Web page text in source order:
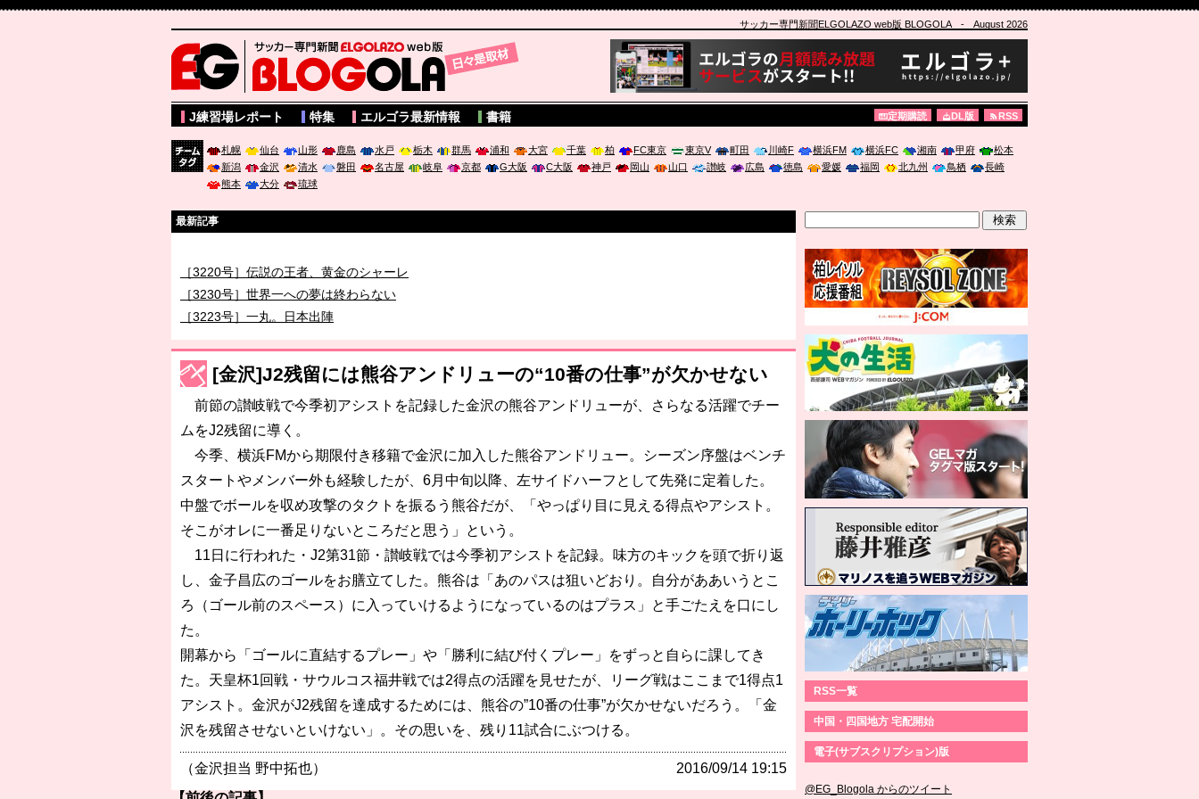
サッカー専門新聞ELGOLAZO web版 BLOGOLA- August 2026
サッカー専門新聞ELGOLAZO web版 BLOGOLA
J練習場レポート 特集 エルゴラ最新情報 書籍 定期購読 DL版 RSS
札幌 仙台 山形 鹿島 水戸 栃木 群馬 浦和 大宮 千葉 柏 FC東京 東京V 町田 川崎F 横浜FM 横浜FC 湘南 甲府
松本
新潟
金沢 清水 磐田 名古屋 岐阜 京都 G大阪 C大阪 神戸 岡山 山口 讃岐 広島 徳島 愛媛 福岡 北九州 鳥栖
長崎
熊本
大分 琉球
最新記事
［3220号］伝説の王者、黄金のシャーレ
［3230号］世界一への夢は終わらない
［3223号］一丸。日本出陣
［3222号］史上最大のW杯開幕 注目は「個」
長谷川 アーリアジャスールさんがシンポジウム「気候変動から命を守る ～エネルギー危機時代の猛暑対策～」に登壇
[金沢]J2残留には熊谷アンドリューの“10番の仕事”が欠かせない
前節の讃岐戦で今季初アシストを記録した金沢の熊谷アンドリューが、さらなる活躍でチー
ムをJ2残留に導く。
今季、横浜FMから期限付き移籍で金沢に加入した熊谷アンドリュー。シーズン序盤はベンチ
スタートやメンバー外も経験したが、6月中旬以降、左サイドハーフとして先発に定着した。
中盤でボールを収め攻撃のタクトを振るう熊谷だが、「やっぱり目に見える得点やアシスト。
そこがオレに一番足りないところだと思う」という。
11日に行われた・J2第31節・讃岐戦では今季初アシストを記録。味方のキックを頭で折り返
し、金子昌広のゴールをお膳立てした。熊谷は「あのパスは狙いどおり。自分がああいうとこ
ろ（ゴール前のスペース）に入っていけるようになっているのはプラス」と手ごたえを口にし
た。
開幕から「ゴールに直結するプレー」や「勝利に結び付くプレー」をずっと自らに課してき
た。天皇杯1回戦・サウルコス福井戦では2得点の活躍を見せたが、リーグ戦はここまで1得点1
アシスト。金沢がJ2残留を達成するためには、熊谷の”10番の仕事”が欠かせないだろう。「金
沢を残留させないといけない」。その思いを、残り11試合にぶつける。
（金沢担当 野中拓也） 2016/09/14 19:15
RSS一覧
中国・四国地方 宅配開始
電子(サブスクリプション)版
@EG_Blogola からのツイート